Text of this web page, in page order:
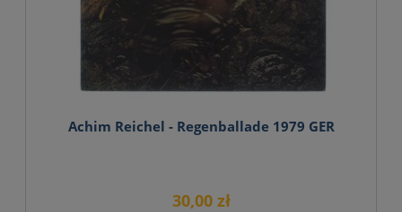
Achim Reichel - Regenballade 1979 GER
30,00 zł